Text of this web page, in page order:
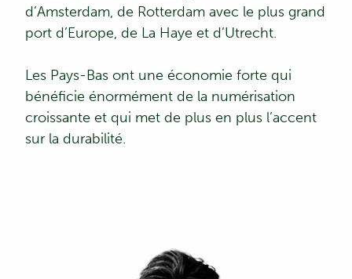
d’Amsterdam, de Rotterdam avec le plus grand
port d’Europe, de La Haye et d’Utrecht.
Les Pays-Bas ont une économie forte qui
bénéficie énormément de la numérisation
croissante et qui met de plus en plus l’accent
sur la durabilité.